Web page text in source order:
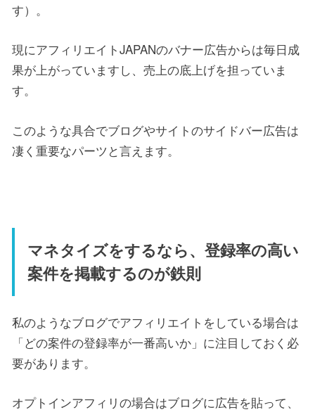
す）。
現にアフィリエイトJAPANのバナー広告からは毎日成
果が上がっていますし、売上の底上げを担っていま
す。
このような具合でブログやサイトのサイドバー広告は
凄く重要なパーツと言えます。
マネタイズをするなら、登録率の高い
案件を掲載するのが鉄則
私のようなブログでアフィリエイトをしている場合は
「どの案件の登録率が一番高いか」に注目しておく必
要があります。
オプトインアフィリの場合はブログに広告を貼って、